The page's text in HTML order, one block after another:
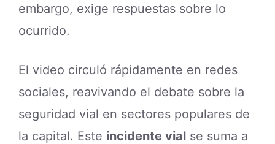
embargo, exige respuestas sobre lo
ocurrido.
El video circuló rápidamente en redes
sociales, reavivando el debate sobre la
seguridad vial en sectores populares de
la capital. Este incidente vial se suma a